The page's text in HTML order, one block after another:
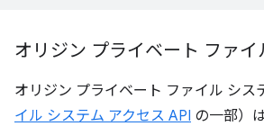
オリジン プライベート ファイ
オリジン プライベート ファイル シス
イル システム アクセス API の一部）